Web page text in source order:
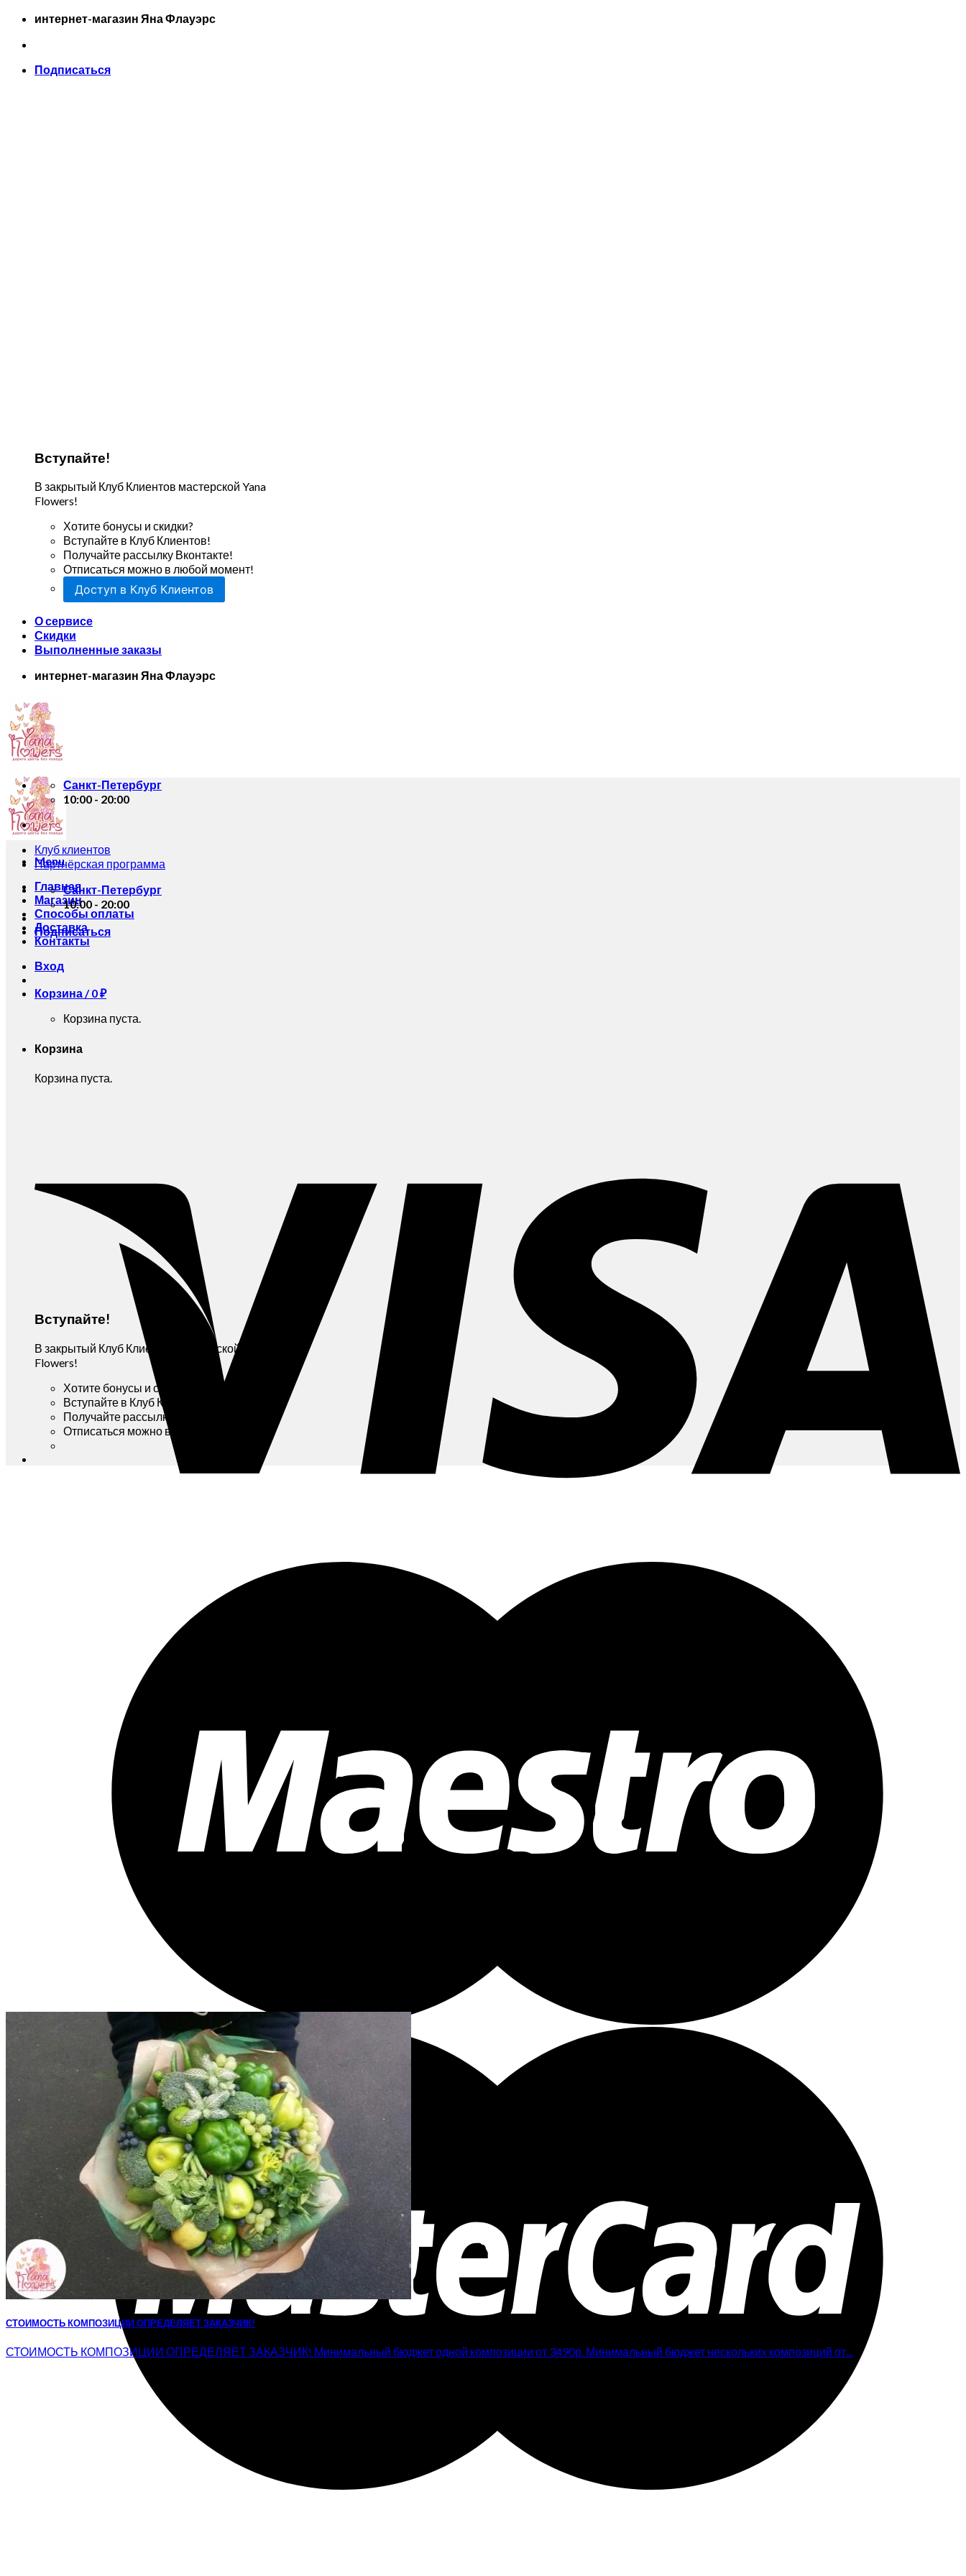
Skip
content
интернет-магазин Яна Флауэрс
Подписаться
Вступайте!
В закрытый Клуб Клиентов мастерской Yana
Flowers!
Хотите бонусы и скидки?
Вступайте в Клуб Клиентов!
Получайте рассылку Вконтакте!
Отписаться можно в любой момент!
Доступ в Клуб Клиентов
О сервисе
Скидки
Выполненные заказы
интернет-магазин Яна Флауэрс
Menu
Главная
Магазин
Способы оплаты
Доставка
Контакты
Вход
Корзина /0₽
Корзина пуста.
Корзина
Корзина пуста.
Санкт-Петербург
10:00 - 20:00
Клуб клиентов
Партнёрская программа
Санкт-Петербург
10:00 - 20:00
Подписаться
Вступайте!
В закрытый Клуб Клиентов мастерской Yana
Flowers!
Хотите бонусы и скидки?
Вступайте в Клуб Клиентов!
Получайте рассылку Вконтакте!
Отписаться можно в любой момент!
СТОИМОСТЬ КОМПОЗИЦИИ ОПРЕДЕЛЯЕТ ЗАКАЗЧИК!
СТОИМОСТЬ КОМПОЗИЦИИ ОПРЕДЕЛЯЕТ ЗАКАЗЧИК! Минимальный бюджет одной композиции от 3490р. Минимальный бюджет нескольких композиций от...